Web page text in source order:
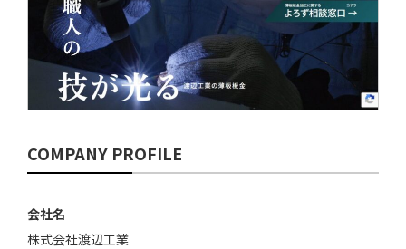
COMPANY PROFILE
会社名
株式会社渡辺工業